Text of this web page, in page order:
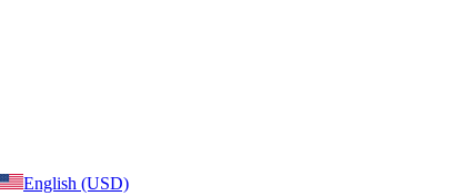
English (USD)